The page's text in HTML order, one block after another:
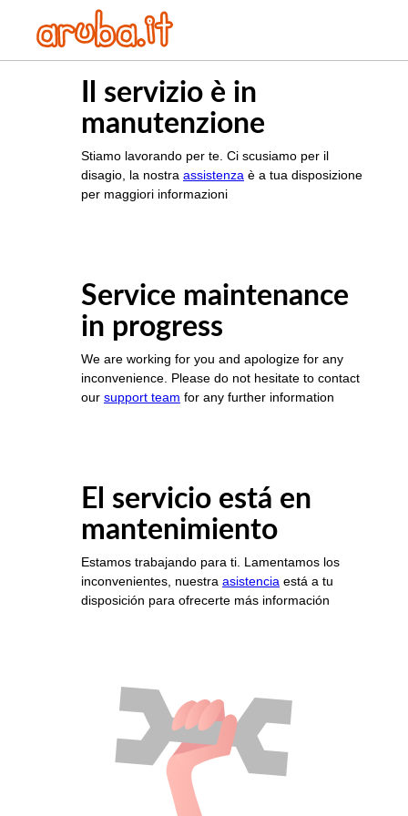
Il servizio è in
manutenzione
Stiamo lavorando per te. Ci scusiamo per il
disagio, la nostra assistenza è a tua disposizione
per maggiori informazioni
Service maintenance
in progress
We are working for you and apologize for any
inconvenience. Please do not hesitate to contact
our support team for any further information
El servicio está en
mantenimiento
Estamos trabajando para ti. Lamentamos los
inconvenientes, nuestra asistencia está a tu
disposición para ofrecerte más información